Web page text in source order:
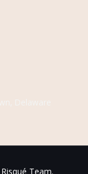
Risqué Team.